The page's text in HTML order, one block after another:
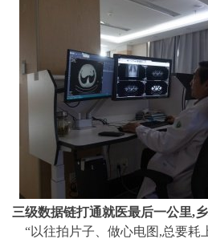
三级数据链打通就医最后一公里,
“以往拍片子、做心电图,总要耗